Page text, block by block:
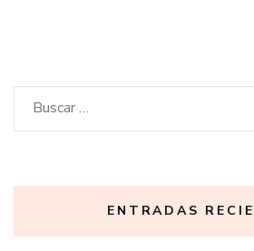
Buscar:
ENTRADAS